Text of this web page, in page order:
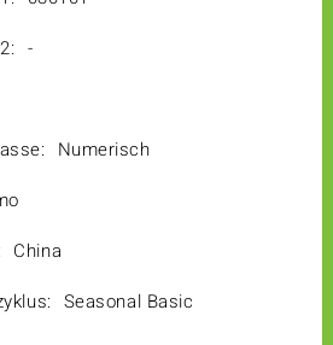
-
Numerisch
China
Seasonal Basic